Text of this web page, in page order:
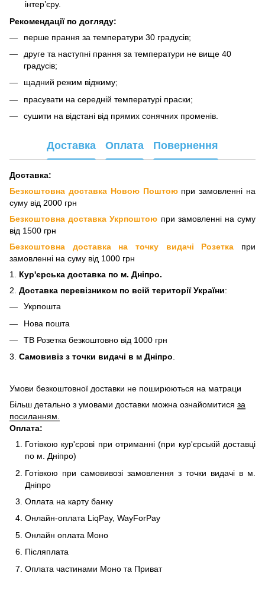
інтер’єру.
Рекомендації по догляду:
перше прання за температури 30 градусів;
друге та наступні прання за температури не вище 40
градусів;
щадний режим віджиму;
прасувати на середній температурі праски;
сушити на відстані від прямих сонячних променів.
Доставка Оплата Повернення
Доставка:
Безкоштовна доставка Новою Поштоюпри замовленні на
суму від 2000 грн
Безкоштовна доставка Укрпоштою при замовленні на суму
від 1500 грн
Безкоштовна доставка на точку видачі Розетка
при
замовленні на суму від 1000 грн
1. Кур'єрська доставка по м. Дніпро.
2. Доставка перевізником по всій території України:
Укрпошта
Нова пошта
ТВ Розетка безкоштовно від 1000 грн
3. Самовивіз з точки видачі в м Дніпро.
Умови безкоштовної доставки не поширюються на матраци
Більш детально з умовами доставки можна ознайомитися за
посиланням.
Оплата:
Готівкою кур'єрові при отриманні (при кур'єрській доставці
по м. Дніпро)
Готівкою при самовивозі замовлення з точки видачі в м.
Дніпро
Оплата на карту банку
Онлайн-оплата LiqPay, WayForPay
Онлайн оплата Моно
Післяплата
Оплата частинами Моно та Приват